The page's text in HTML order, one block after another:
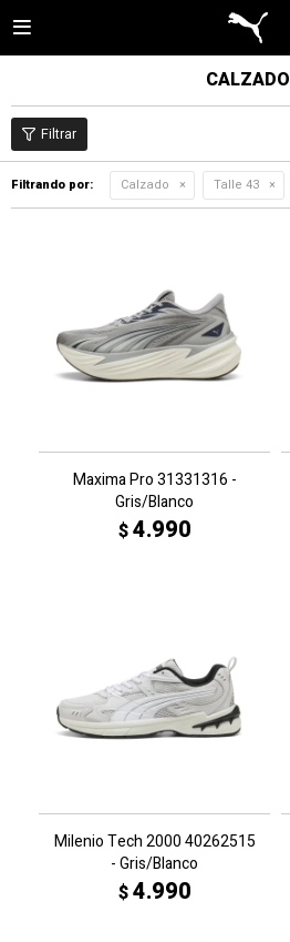

CALZADO
Filtrando por: Calzado Talle 43
Maxima Pro 31331316 -
Gris/Blanco
$4.990
Milenio Tech 2000 40262515
- Gris/Blanco
$4.990